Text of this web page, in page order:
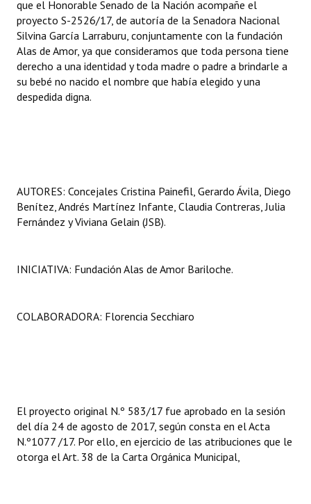
que el Honorable Senado de la Nación acompañe el
proyecto S-2526/17, de autoría de la Senadora Nacional
Silvina García Larraburu, conjuntamente con la fundación
Alas de Amor, ya que consideramos que toda persona tiene
derecho a una identidad y toda madre o padre a brindarle a
su bebé no nacido el nombre que había elegido y una
despedida digna.
AUTORES: Concejales Cristina Painefil, Gerardo Ávila, Diego
Benítez, Andrés Martínez Infante, Claudia Contreras, Julia
Fernández y Viviana Gelain (JSB).
INICIATIVA: Fundación Alas de Amor Bariloche.
COLABORADORA: Florencia Secchiaro
El proyecto original N.º 583/17 fue aprobado en la sesión
del día 24 de agosto de 2017, según consta en el Acta
N.º1077 /17. Por ello, en ejercicio de las atribuciones que le
otorga el Art. 38 de la Carta Orgánica Municipal,